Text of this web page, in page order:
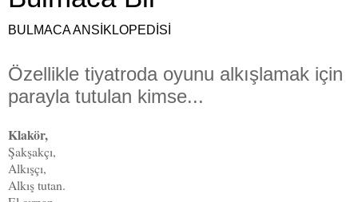
BULMACA ANSİKLOPEDİSİ
Özellikle tiyatroda oyunu alkışlamak için
parayla tutulan kimse...
Klakör,
Şakşakçı,
Alkışçı,
Alkış tutan.